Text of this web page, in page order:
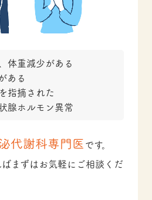
体重減少がある
ある
指摘された
腺ホルモン異常
代謝科専門医です。
まずはお気軽にご相談くだ